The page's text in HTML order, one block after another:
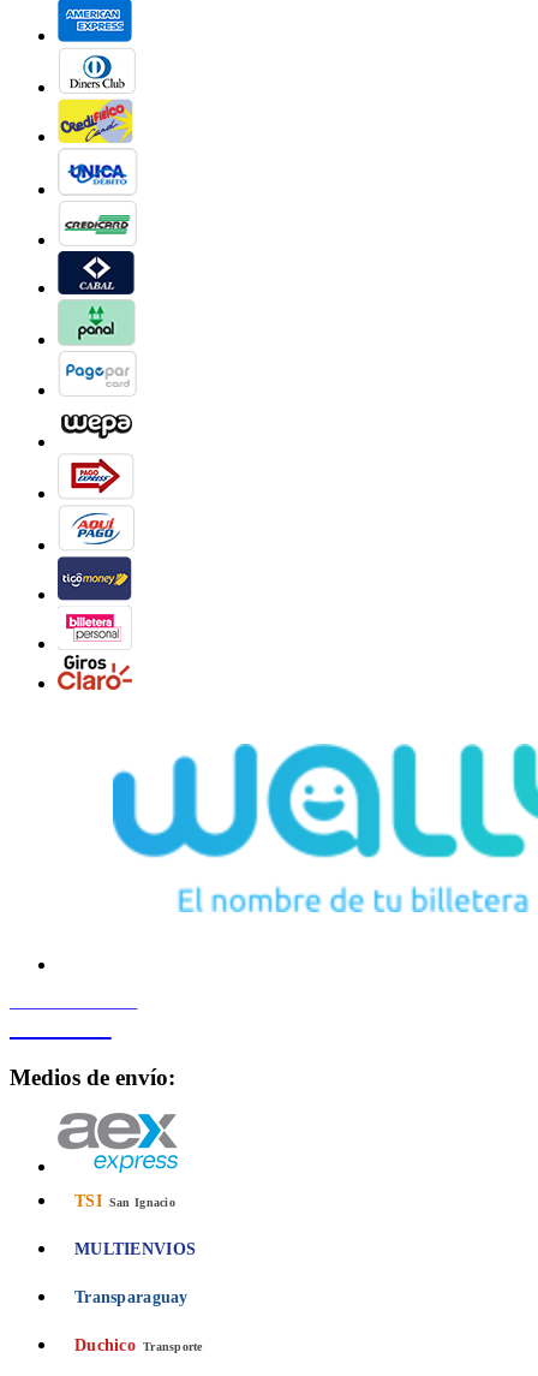
Medios de envío:
TSI San Ignacio
MULTIENVIOS
Transparaguay
Duchico Transporte